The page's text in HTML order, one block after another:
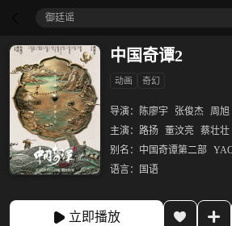
御廷谣‎
中国奇谭2
动画 奇幻
导演： 陈廖宇 张俊杰 周旭
主演： 路扬 董汶亮 蔡壮壮
别名： 中国奇谭第二部
语言：
国语
立即播放